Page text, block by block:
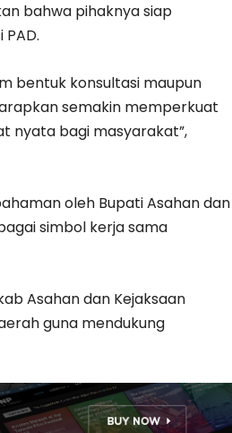
bahwa pihaknya siap
bentuk konsultasi maupun
semakin memperkuat
nyata bagi masyarakat”,
oleh Bupati Asahan dan
simbol kerja sama
Asahan dan Kejaksaan
guna mendukung